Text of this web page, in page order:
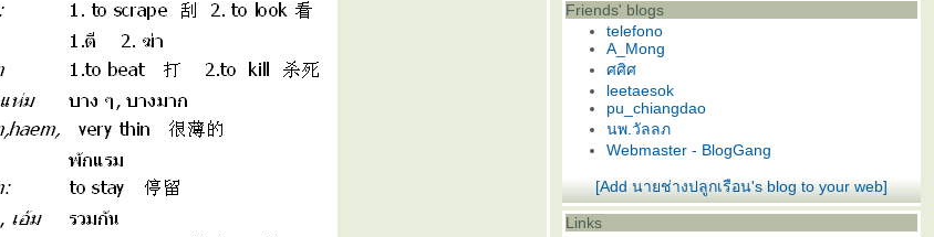
Friends' blogs
telefono
A_Mong
ศศิศ
leetaesok
pu_chiangdao
นพ.วัลลภ
Webmaster - BlogGang
[Add นายช่างปลูกเรือน's blog to your web]
Links